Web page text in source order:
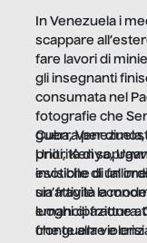
In Venezuela i
scappare
fare lavori di
gli insegnanti
consumata nel
fotografie che
guerra per
priorità di
invisibile di un
un’attività
luoghi di frattura.
che guerre e
Cuba,
Uniti, Kenya,
esotiche di
sia fragile la
emancipazione
fronte alla